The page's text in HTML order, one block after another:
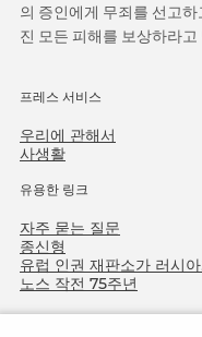
의 증인에게 무죄를 선고
진 모든 피해를 보상하라
프레스 서비스
우리에 관해서
사생활
유용한 링크
자주 묻는 질문
종신형
유럽 인권 재판소가 러시
노스 작전 75주년